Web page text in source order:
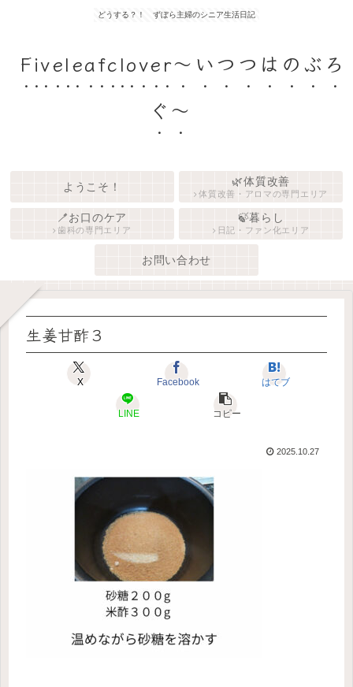
どうする？！ ずぼら主婦のシニア生活日記
Fiveleafclover〜いつつはのぶろ
ぐ〜
ようこそ！ 🌿体質改善
体質改善・アロマの専門エリア
🪥お口のケア
歯科の専門エリア
🍃暮らし
日記・ファン化エリア
お問い合わせ
生姜甘酢３
X Facebook はてブ
LINE コピー
2025.10.27